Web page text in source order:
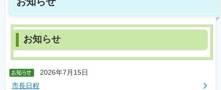
2026年7月15日
市長日程